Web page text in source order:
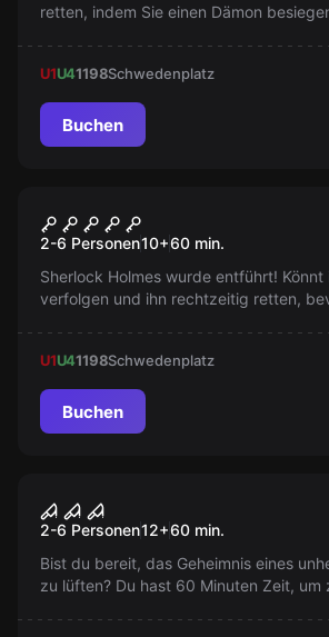
retten, indem Sie einen Dämon
U1U41198Schwedenplatz
Buchen
Populär
Sherlock
2-6 Personen10+60 min.
Sherlock Holmes wurde entführt! Könnt
verfolgen und ihn rechtzeitig retten,
U1U41198Schwedenplatz
Buchen
Populär
Das Geisterhaus
2-6 Personen12+60 min.
Bist du bereit, das Geheimnis eines
zu lüften? Du hast 60 Minuten Zeit, um